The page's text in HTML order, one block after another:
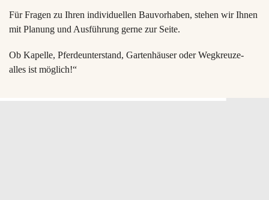
Für Fragen zu Ihren individuellen Bauvorhaben, stehen wir Ihnen
mit Planung und Ausführung gerne zur Seite.
Ob Kapelle, Pferdeunterstand, Gartenhäuser oder Wegkreuze-
alles ist möglich!“